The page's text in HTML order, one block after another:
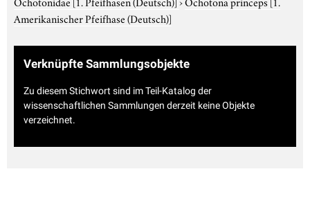
Amerikanischer Pfeifhase (Deutsch)]
Verknüpfte Sammlungsobjekte
Zu diesem Stichwort sind im Teil-Katalog der
wissenschaftlichen Sammlungen derzeit keine Objekte
verzeichnet.